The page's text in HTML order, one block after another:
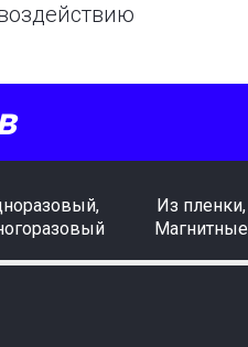
Из пленки,
Магнитные